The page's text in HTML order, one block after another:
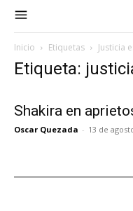
Inicio Etiquetas Justicia
Etiqueta:
Shakira en
Oscar Quezada - 13 de